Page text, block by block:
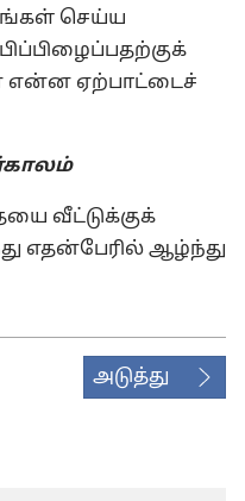
செய்ய
என்ன ஏற்பாட்டைச்
வீட்டுக்குக்
எதன்பேரில் ஆழ்ந்து
அடுத்து